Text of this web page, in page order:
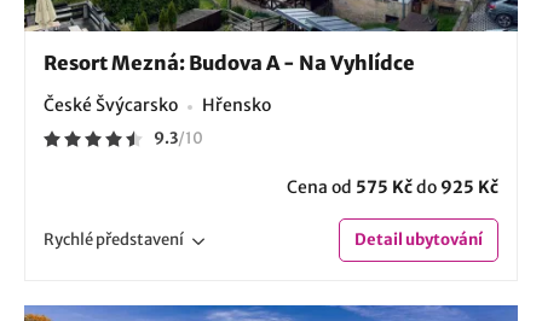
Resort Mezná: Budova A - Na Vyhlídce
České Švýcarsko Hřensko
9.3/10
Cena od 575 Kčdo 925 Kč
Rychlépředstavení Detailubytování